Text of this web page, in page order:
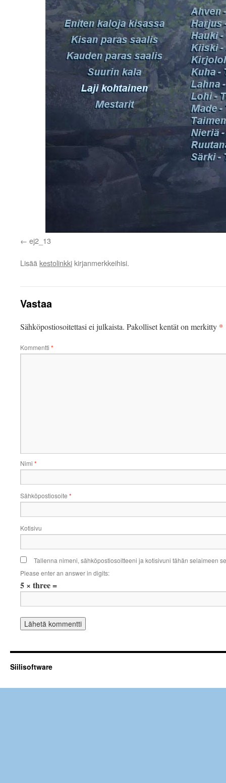
ej2_13
Lisää kestolinkki kirjanmerkkeihisi.
Vastaa
Sähköpostiosoitettasi ei julkaista. Pakolliset kentät on merkitty *
Kommentti *
Nimi *
Sähköpostiosoite *
Kotisivu
Tallenna nimeni, sähköpostiosoitteeni ja kotisivuni tähän selaimeen
Please enter an answer in digits:
5 × three =
Siilisoftware